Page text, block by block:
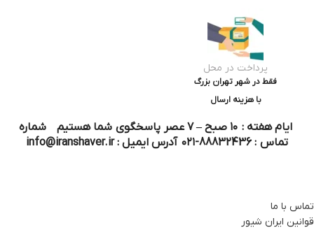
پرداخت در محل
فقط در شهر تهران بزرگ
با هزینه ارسال
ایام هفته : ۱۰ صبح – ۷ عصر پاسخگوی شما هستیم شماره
تماس : 88832436-۰۲۱ آدرس ایمیل : info@iranshaver.ir
تماس با ما
قوانین ایران شیور